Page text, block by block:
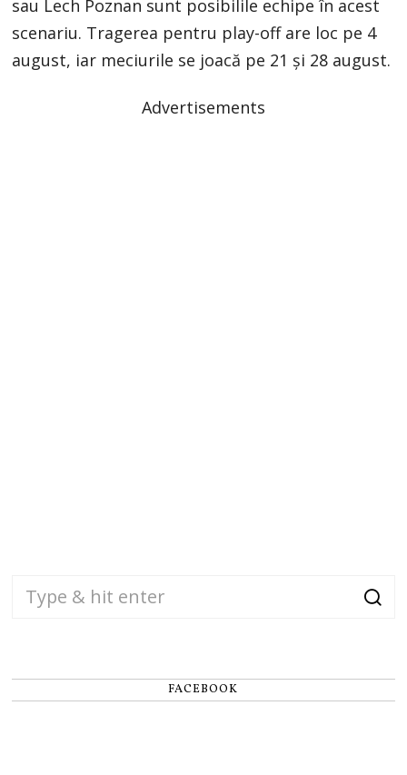
sau Lech Poznan sunt posibilile echipe în acest
scenariu. Tragerea pentru play-off are loc pe 4
august, iar meciurile se joacă pe 21 și 28 august.
Advertisements
FACEBOOK